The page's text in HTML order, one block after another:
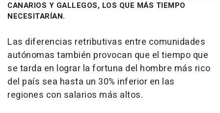
CANARIOS Y GALLEGOS, LOS QUE MÁS TIEMPO
NECESITARÍAN.
Las diferencias retributivas entre comunidades
autónomas también provocan que el tiempo que
se tarda en lograr la fortuna del hombre más rico
del país sea hasta un 30% inferior en las
regiones con salarios más altos.